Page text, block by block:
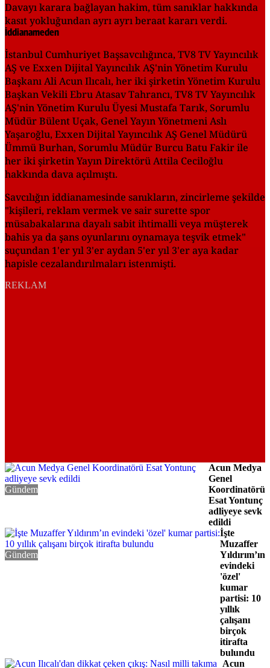
Davayı karara bağlayan hakim, tüm sanıklar hakkında
kasıt yokluğundan ayrı ayrı beraat kararı verdi.
İddianameden
İstanbul Cumhuriyet Başsavcılığınca, TV8 TV Yayıncılık
AŞ ve Exxen Dijital Yayıncılık AŞ'nin Yönetim Kurulu
Başkanı Ali Acun Ilıcalı, her iki şirketin Yönetim Kurulu
Başkan Vekili Ebru Atasav Tahrancı, TV8 TV Yayıncılık
AŞ'nin Yönetim Kurulu Üyesi Mustafa Tarık, Sorumlu
Müdür Bülent Uçak, Genel Yayın Yönetmeni Aslı
Yaşaroğlu, Exxen Dijital Yayıncılık AŞ Genel Müdürü
Ümmü Burhan, Sorumlu Müdür Burcu Batu Fakir ile
her iki şirketin Yayın Direktörü Attila Ceciloğlu
hakkında dava açılmıştı.
Savcılığın iddianamesinde sanıkların, zincirleme şekilde
"kişileri, reklam vermek ve sair surette spor
müsabakalarına dayalı sabit ihtimalli veya müşterek
bahis ya da şans oyunlarını oynamaya teşvik etmek"
suçundan 1'er yıl 3'er aydan 5'er yıl 3'er aya kadar
hapisle cezalandırılmaları istenmişti.
REKLAM
Gündem
Acun Medya
Genel
Koordinatörü
Esat Yontunç
adliyeye sevk
edildi
Gündem
İşte
Muzaffer
Yıldırım’ın
evindeki
'özel'
kumar
partisi: 10
yıllık
çalışanı
birçok
itirafta
bulundu
Acun